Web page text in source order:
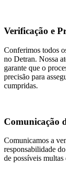
Verificação e
Conferimos todos
no Detran. Nossa
garante que o
precisão para
cumpridas.
Comunicação
Comunicamos a
responsabilidade
de possíveis multas